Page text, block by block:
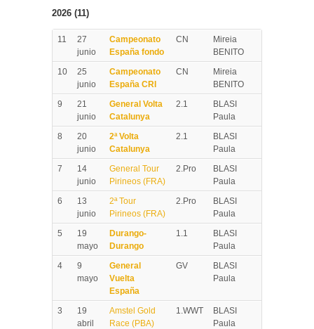
2026 (11)
11
27
junio
Campeonato
España fondo
CN
Mireia
BENITO
10
25
junio
Campeonato
España CRI
CN
Mireia
BENITO
9
21
junio
General Volta
Catalunya
2.1
BLASI
Paula
8
20
junio
2ª Volta
Catalunya
2.1
BLASI
Paula
7
14
junio
General Tour
Pirineos (FRA)
2.Pro
BLASI
Paula
6
13
junio
2ª Tour
Pirineos (FRA)
2.Pro
BLASI
Paula
5
19
mayo
Durango-
Durango
1.1
BLASI
Paula
4
9
mayo
General
Vuelta
España
GV
BLASI
Paula
3
19
abril
Amstel Gold
Race (PBA)
1.WWT
BLASI
Paula